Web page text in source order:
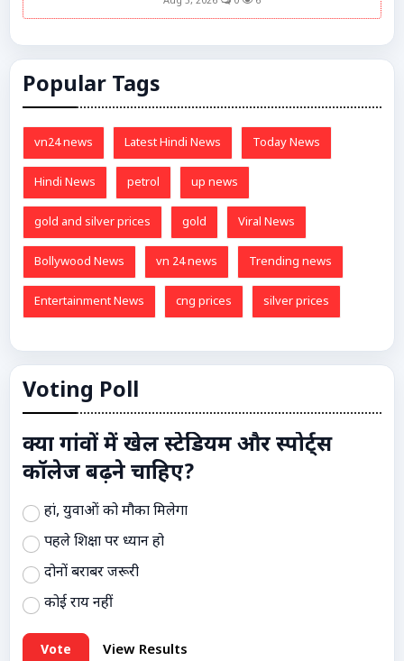
Popular Tags
vn24 news Latest Hindi News Today News
Hindi News petrol up news
gold and silver prices gold Viral News
Bollywood News vn 24 news Trending news
Entertainment News cng prices silver prices
Voting Poll
क्या गांवों में खेल स्टेडियम और स्पोर्ट्स
कॉलेज बढ़ने चाहिए?
हां, युवाओं को मौका मिलेगा
पहले शिक्षा पर ध्यान हो
दोनों बराबर जरूरी
कोई राय नहीं
Vote View Results